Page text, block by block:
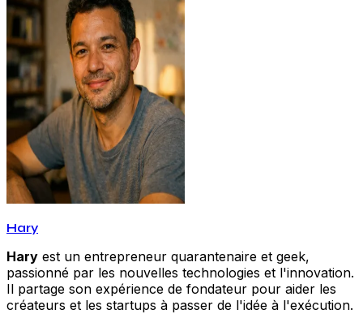
Hary
Hary est un entrepreneur quarantenaire et geek,
passionné par les nouvelles technologies et l'innovation.
Il partage son expérience de fondateur pour aider les
créateurs et les startups à passer de l'idée à l'exécution.